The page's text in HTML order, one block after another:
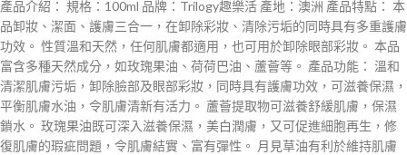
產品介紹： 規格：100ml 品牌：Trilogy趣樂活 產地：澳洲 產品特點： 本
品卸妝、潔面、護膚三合一，在卸除彩妝、清除污垢的同時具有多重護膚
功效。 性質溫和天然，任何肌膚都適用，也可用於卸除眼部彩妝。 本品
富含多種天然成分，如玫瑰果油、荷荷巴油、蘆薈等。 產品功能： 溫和
清潔肌膚污垢，卸除臉部及眼部彩妝，同時具有護膚功效，可滋養保濕，
平衡肌膚水油，令肌膚清新有活力。 蘆薈提取物可滋養舒緩肌膚，保濕
鎖水。 玫瑰果油既可深入滋養保濕，美白潤膚，又可促進細胞再生，修
復肌膚的瑕疵問題，令肌膚結實、富有彈性。 月見草油有利於維持肌膚